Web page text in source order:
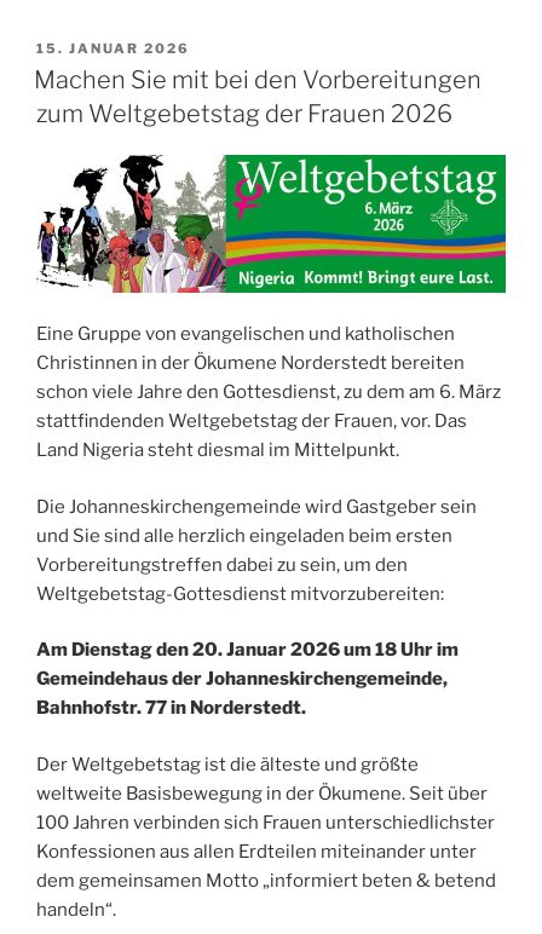
VERÖFFENTLICHT
AM
15. JANUAR 2026
Machen Sie mit bei den Vorbereitungen
zum Weltgebetstag der Frauen 2026
Eine Gruppe von evangelischen und katholischen
Christinnen in der Ökumene Norderstedt bereiten
schon viele Jahre den Gottesdienst, zu dem am 6. März
stattfindenden Weltgebetstag der Frauen, vor. Das
Land Nigeria steht diesmal im Mittelpunkt.
Die Johanneskirchengemeinde wird Gastgeber sein
und Sie sind alle herzlich eingeladen beim ersten
Vorbereitungstreffen dabei zu sein, um den
Weltgebetstag-Gottesdienst mitvorzubereiten:
Am Dienstag den 20. Januar 2026 um 18 Uhr im
Gemeindehaus der Johanneskirchengemeinde,
Bahnhofstr. 77 in Norderstedt.
Der Weltgebetstag ist die älteste und größte
weltweite Basisbewegung in der Ökumene. Seit über
100 Jahren verbinden sich Frauen unterschiedlichster
Konfessionen aus allen Erdteilen miteinander unter
dem gemeinsamen Motto „informiert beten & betend
handeln“.